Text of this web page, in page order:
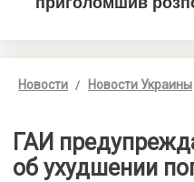
Новости Новости Украины
ГАИ
об ухудшении